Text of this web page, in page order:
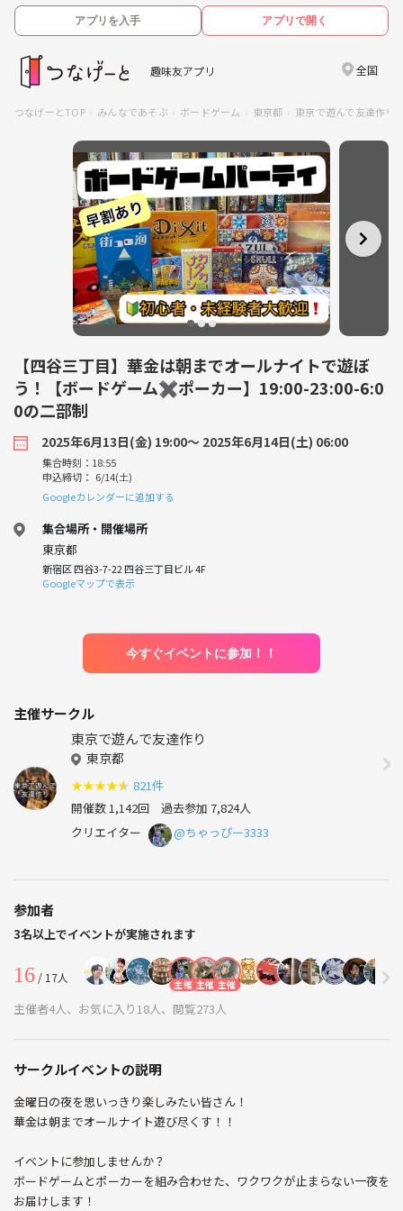
アプリを入手 アプリで開く
趣味友アプリ 全国
つなげーとTOP みんなであそぶ ボードゲーム 東京都 東京で遊んで友達作り
【四谷三丁目】華金は朝までオールナイトで遊ぼ
う！【ボードゲーム✖️ポーカー】19:00-23:00-6:0
0の二部制
2025年6月13日(金) 19:00〜 2025年6月14日(土) 06:00
集合時刻：18:55
申込締切： 6/14(土)
Googleカレンダーに追加する
集合場所・開催場所
東京都
新宿区 四谷3-7-22 四谷三丁目ビル 4F
Googleマップで表示
今すぐイベントに参加！！
主催サークル
東京で遊んで友達作り
東京都
★★★★★ 821件
開催数 1,142回 過去参加 7,824人
クリエイター
@ちゃっぴー3333
参加者
3名以上でイベントが実施されます
16/ 17人 主催 主催 主催
主催者4人、お気に入り18人、閲覧273人
サークルイベントの説明
金曜日の夜を思いっきり楽しみたい皆さん！
華金は朝までオールナイト遊び尽くす！！
イベントに参加しませんか？
ボードゲームとポーカーを組み合わせた、ワクワクが止まらない一夜を
お届けします！